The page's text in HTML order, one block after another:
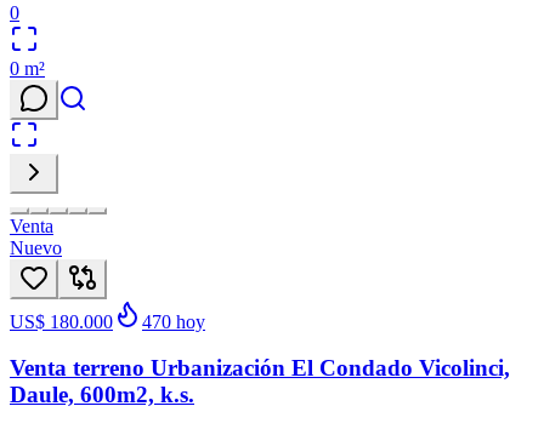
0
0 m²
Venta
Nuevo
US$ 180.000 470 hoy
Venta terreno Urbanización El Condado Vicolinci,
Daule, 600m2, k.s.